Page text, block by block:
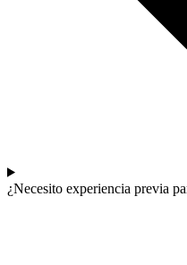
¿Necesito experiencia previa